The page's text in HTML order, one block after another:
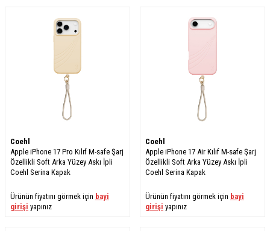
Coehl
Apple iPhone 17 Pro Kılıf M-safe Şarj
Özellikli Soft Arka Yüzey Askı İpli
Coehl Serina Kapak
Ürünün fiyatını görmek için bayi
girişi yapınız
Coehl
Apple iPhone 17 Air Kılıf M-safe Şarj
Özellikli Soft Arka Yüzey Askı İpli
Coehl Serina Kapak
Ürünün fiyatını görmek için bayi
girişi yapınız